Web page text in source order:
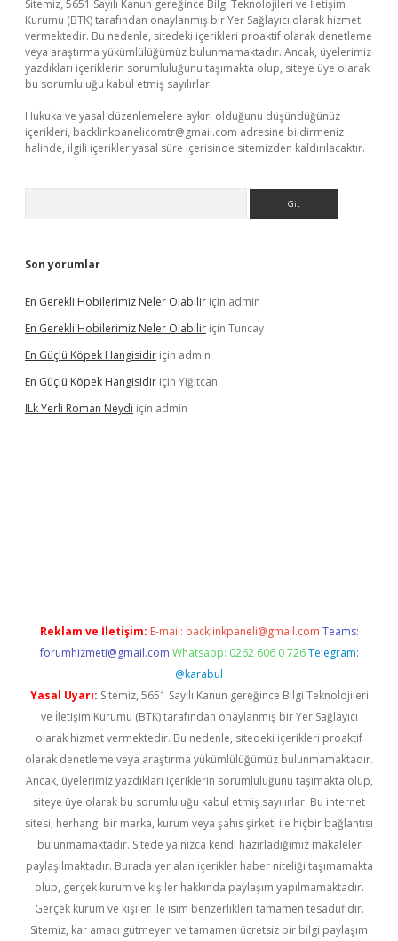
Sitemiz, 5651 Sayılı Kanun gereğince Bilgi Teknolojileri ve İletişim
Kurumu (BTK) tarafından onaylanmış bir Yer Sağlayıcı olarak hizmet
vermektedir. Bu nedenle, sitedeki içerikleri proaktif olarak denetleme
veya araştırma yükümlülüğümüz bulunmamaktadır. Ancak, üyelerimiz
yazdıkları içeriklerin sorumluluğunu taşımakta olup, siteye üye olarak
bu sorumluluğu kabul etmiş sayılırlar.
Hukuka ve yasal düzenlemelere aykırı olduğunu düşündüğünüz
içerikleri, backlinkpanelicomtr@gmail.com adresine bildirmeniz
halinde, ilgili içerikler yasal süre içerisinde sitemizden kaldırılacaktır.
Son yorumlar
En Gerekli Hobilerimiz Neler Olabilir için admin
En Gerekli Hobilerimiz Neler Olabilir için Tuncay
En Güçlü Köpek Hangisidir için admin
En Güçlü Köpek Hangisidir için Yiğitcan
İLk Yerli Roman Neydi için admin
Reklam ve İletişim: E-mail: backlinkpaneli@gmail.com Teams:
forumhizmeti@gmail.com Whatsapp: 0262 606 0 726 Telegram:
@karabul
Yasal Uyarı: Sitemiz, 5651 Sayılı Kanun gereğince Bilgi Teknolojileri
ve İletişim Kurumu (BTK) tarafından onaylanmış bir Yer Sağlayıcı
olarak hizmet vermektedir. Bu nedenle, sitedeki içerikleri proaktif
olarak denetleme veya araştırma yükümlülüğümüz bulunmamaktadır.
Ancak, üyelerimiz yazdıkları içeriklerin sorumluluğunu taşımakta olup,
siteye üye olarak bu sorumluluğu kabul etmiş sayılırlar. Bu internet
sitesi, herhangi bir marka, kurum veya şahıs şirketi ile hiçbir bağlantısı
bulunmamaktadır. Sitede yalnızca kendi hazırladığımız makaleler
paylaşılmaktadır. Burada yer alan içerikler haber niteliği taşımamakta
olup, gerçek kurum ve kişiler hakkında paylaşım yapılmamaktadır.
Gerçek kurum ve kişiler ile isim benzerlikleri tamamen tesadüfidir.
Sitemiz, kar amacı gütmeyen ve tamamen ücretsiz bir bilgi paylaşım